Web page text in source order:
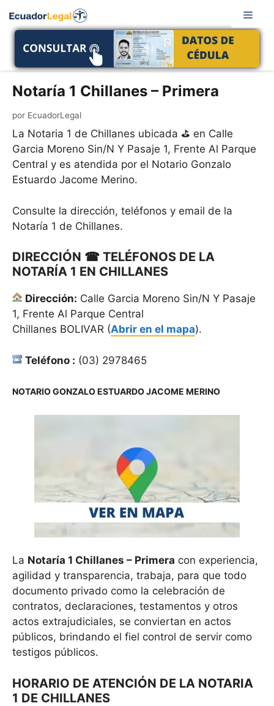
Notaría 1 Chillanes – Primera
por EcuadorLegal
La Notaria 1 de Chillanes ubicada ⛳ en Calle
Garcia Moreno Sin/N Y Pasaje 1, Frente Al Parque
Central y es atendida por el Notario Gonzalo
Estuardo Jacome Merino.
Consulte la dirección, teléfonos y email de la
Notaría 1 de Chillanes.
DIRECCIÓN ☎ TELÉFONOS DE LA
NOTARÍA 1 EN CHILLANES
Dirección: Calle Garcia Moreno Sin/N Y Pasaje
1, Frente Al Parque Central
Chillanes BOLIVAR (Abrir en el mapa).
Teléfono : (03) 2978465
NOTARIO GONZALO ESTUARDO JACOME MERINO
La Notaría 1 Chillanes – Primera con experiencia,
agilidad y transparencia, trabaja, para que todo
documento privado como la celebración de
contratos, declaraciones, testamentos y otros
actos extrajudiciales, se conviertan en actos
públicos, brindando el fiel control de servir como
testigos públicos.
HORARIO DE ATENCIÓN DE LA NOTARIA
1 DE CHILLANES